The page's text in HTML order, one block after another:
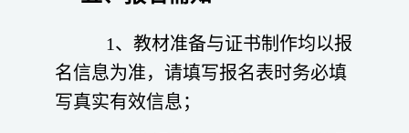
1、教材准备与证书制作均以报
名信息为准，请填写报名表时务必填
写真实有效信息；